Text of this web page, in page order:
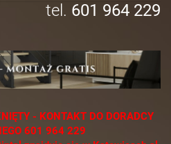
tel. 601 964 229
- KONTAKT DO DORADCY
601 964 229